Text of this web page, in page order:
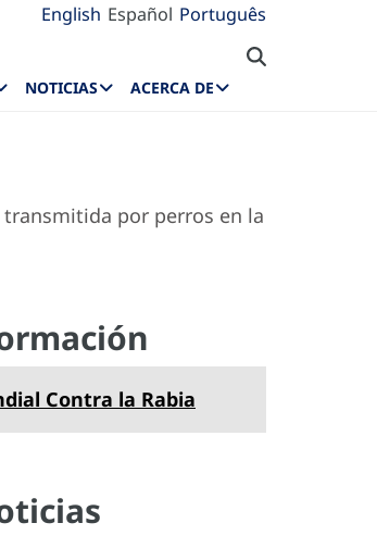
English Español Português
NOTICIAS ACERCA DE
transmitida por perros en la
Contra la Rabia